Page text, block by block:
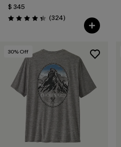
$ 345
Valoración: 4.4 / 5
(324Comentarios
)
30% Off